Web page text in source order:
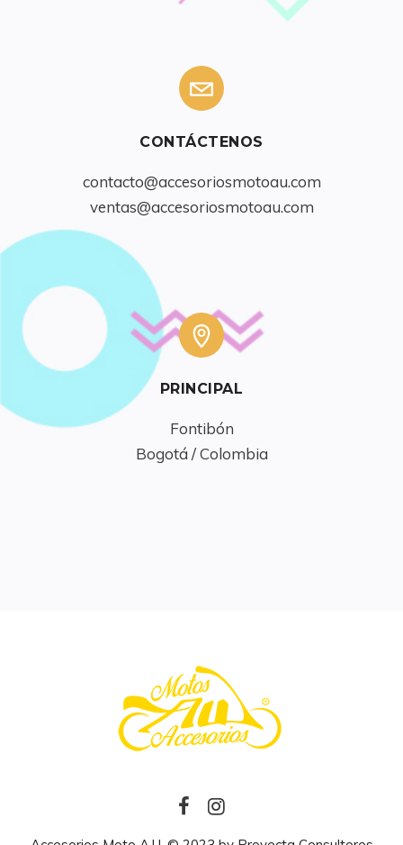
CONTÁCTENOS
contacto@accesoriosmotoau.com
ventas@accesoriosmotoau.com
PRINCIPAL
Fontibón
Bogotá / Colombia